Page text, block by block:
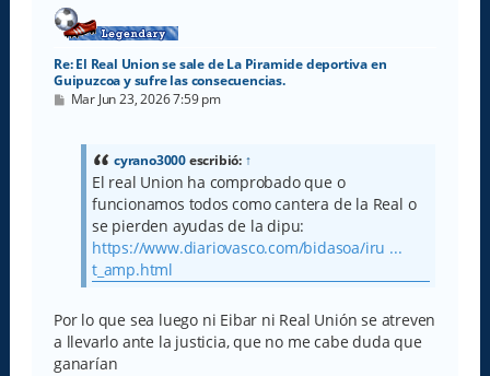
Re: El Real Union se sale de La Piramide deportiva en
Guipuzcoa y sufre las consecuencias.
M
Mar Jun 23, 2026 7:59 pm
cyrano3000escribió: ↑
El real Union ha comprobado que o
funcionamos todos como cantera de la Real o
se pierden ayudas de la dipu:
https://www.diariovasco.com/bidasoa/iru ...
t_amp.html
Por lo que sea luego ni Eibar ni Real Unión se atreven
a llevarlo ante la justicia, que no me cabe duda que
ganarían